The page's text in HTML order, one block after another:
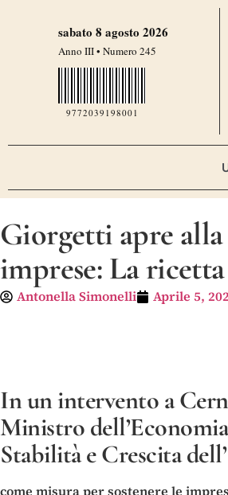
sabato 8 agosto 2026
Anno III • Numero 245
9772039198001
Giorgetti apre
imprese: La
Antonella Simonelli Aprile 5,
In un intervento a
Ministro
Stabilità e Crescita
come misura per sostenere le